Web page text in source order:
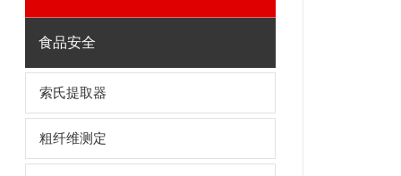
食品安全
索氏提取器
粗纤维测定